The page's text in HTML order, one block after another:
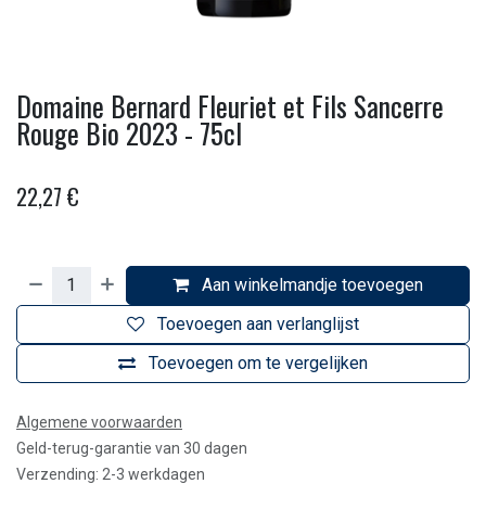
Domaine Bernard Fleuriet et Fils Sancerre
Rouge Bio 2023 - 75cl
22,27 €
Aan winkelmandje toevoegen
Toevoegen om te vergelijken
Toevoegen aan verlanglijst
Algemene voorwaarden
Geld-terug-garantie van 30 dagen
Verzending: 2-3 werkdagen